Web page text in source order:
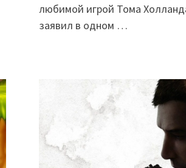
любимой игрой Тома
заявил в одном …